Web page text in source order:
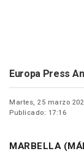
Europa Press
Martes, 25 marzo
Publicado: 17:16
MARBELLA